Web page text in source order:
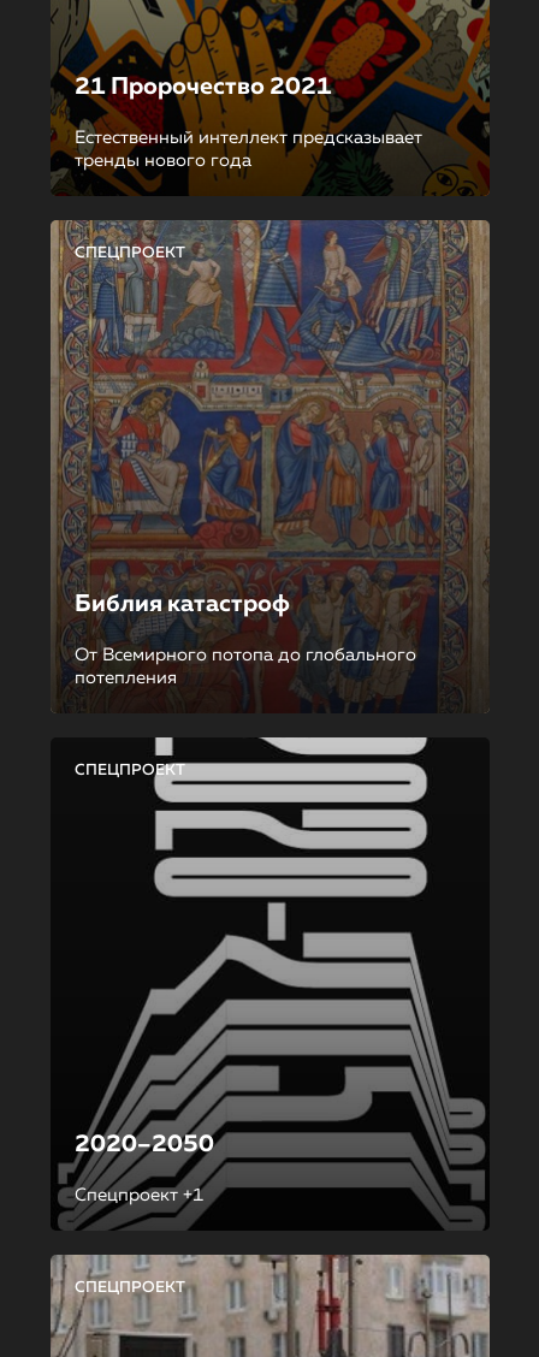
21 Пророчество 2021
Естественный интеллект предсказывает
тренды нового года
СПЕЦПРОЕКТ
Библия катастроф
От Всемирного потопа до глобального
потепления
СПЕЦПРОЕКТ
2020–2050
Спецпроект +1
СПЕЦПРОЕКТ